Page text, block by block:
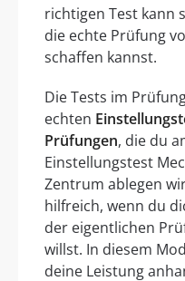
richtigen Test kann
die echte Prüfung
schaffen kannst.
Die Tests im
echten
Prüfungen, die du
Einstellungstest
Zentrum ablegen
hilfreich, wenn du
der eigentlichen
willst. In diesem
deine Leistung